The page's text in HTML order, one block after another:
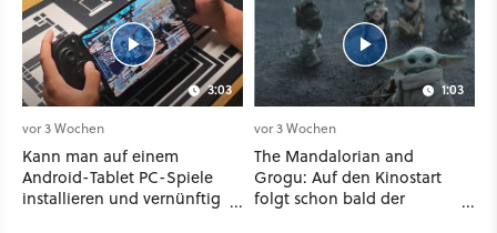
3:03
vor 3 Wochen
Kann man auf einem
Android-Tablet PC-Spiele
installieren und vernünftig
1:03
vor 3 Wochen
The Mandalorian and
Grogu: Auf den Kinostart
folgt schon bald der